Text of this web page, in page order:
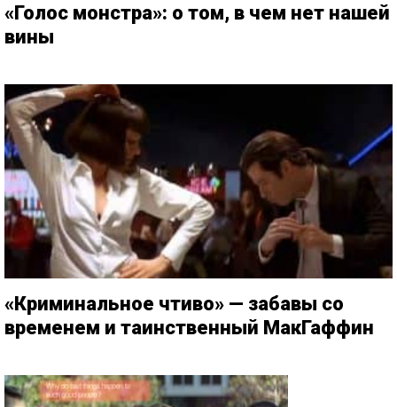
«Голос монстра»: о том, в чем нет нашей
вины
«Криминальное чтиво» — забавы со
временем и таинственный МакГаффин